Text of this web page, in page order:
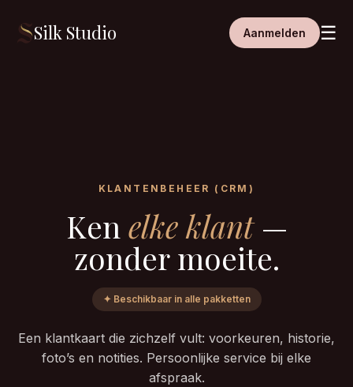
Silk Studio Aanmelden ☰
KLANTENBEHEER (CRM)
Ken elke klant—
zonder moeite.
✦ Beschikbaar in alle pakketten
Een klantkaart die zichzelf vult: voorkeuren, historie,
foto’s en notities. Persoonlijke service bij elke
afspraak.